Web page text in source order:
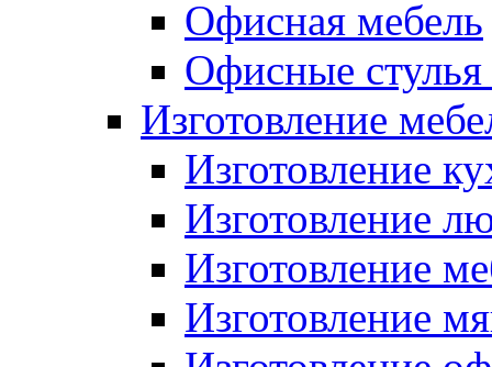
Офисная мебель
Офисные стулья
Изготовление
Изготовление
Изготовление
Изготовление
Изготовление